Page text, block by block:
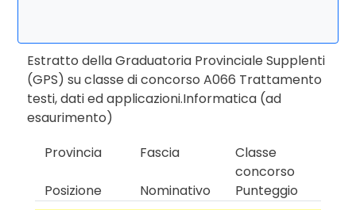
Estratto della Graduatoria Provinciale Supplenti
(GPS) su classe di concorso A066 Trattamento
testi, dati ed applicazioni.Informatica (ad
esaurimento)
Provincia
Fascia
Classe
concorso
Posizione
Nominativo
Punteggio